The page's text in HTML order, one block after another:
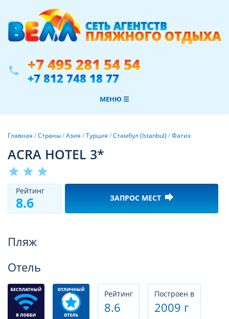
phone +7 495 281 54 54
+7 812 748 18 77
МЕНЮ ☰
Главная /Страны/Азия /Турция /Стамбул (Istanbul) /Фатих
ACRA HOTEL 3*
star star star
Рeйтинг
8.6 ЗАПРОС МЕСТ forward
Пляж
Отель
Рeйтинг
8.6
Построен в
2009 г